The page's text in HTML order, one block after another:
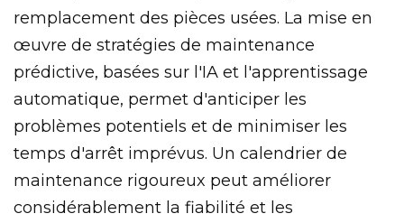
remplacement des pièces usées. La mise en
œuvre de stratégies de maintenance
prédictive, basées sur l'IA et l'apprentissage
automatique, permet d'anticiper les
problèmes potentiels et de minimiser les
temps d'arrêt imprévus. Un calendrier de
maintenance rigoureux peut améliorer
considérablement la fiabilité et les